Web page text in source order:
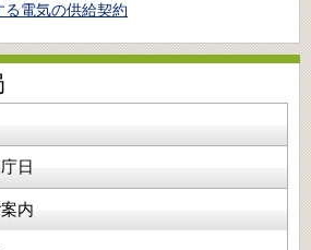
る電気の供給契約
日
内